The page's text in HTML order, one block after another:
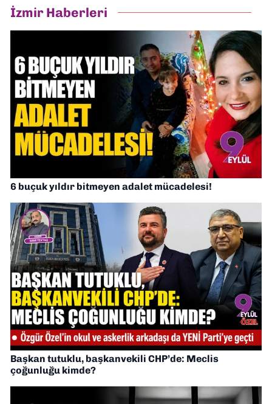
İzmir Haberleri
6 buçuk yıldır bitmeyen adalet mücadelesi!
Başkan tutuklu, başkanvekili CHP’de: Meclis
çoğunluğu kimde?